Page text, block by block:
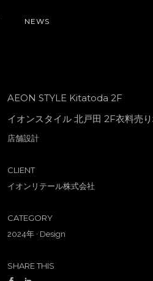
NEWS
AEON STYLE Kitatoda 2F
イオンスタイル 北戸田 2F衣料売
店舗設計
CLIENT
イオンリテール株式会社
CATEGORY
2024年 · Design
SHARE THIS